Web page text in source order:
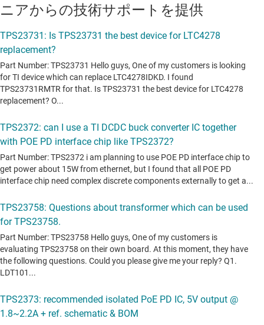
ニアからの技術サポートを提供